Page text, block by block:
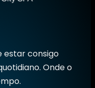
estar consigo
Onde o